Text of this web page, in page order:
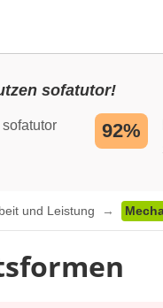
sofatutor!
92%
und Leistung